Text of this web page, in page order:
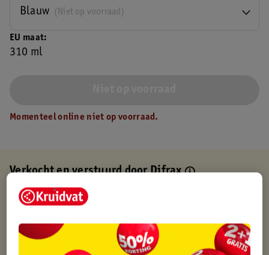
EU maat
310 ml
(Niet op voorraad)
Blauw
Momenteel online niet op voorraad.
Verkocht en verstuurd doorDifrax
Binnen 1 werkdag verstuurd
Gratis retourneren via verkooppartner.
Gratis punten met je Kruidvat kaart